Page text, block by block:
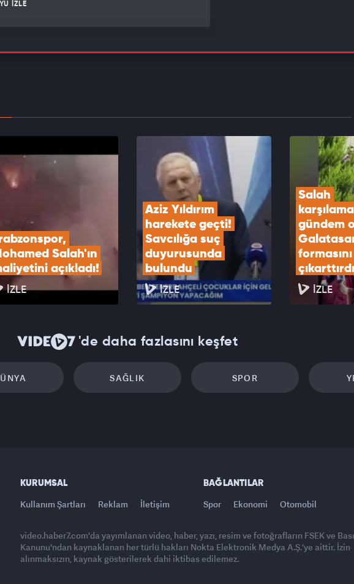
İZLE
tören teklifini redetti
Salah'ın
açıkladı!
İZLE
Aziz Yıldırım
harekete geçti!
Savcılığa suç
duyurusunda
bulundu
İZLE
Salah
gündem
formasını
İZLE
'de daha fazlasını keşfet
SAĞLIK SPOR
KURUMSAL
Kullanım Şartları Reklam İletişim
BAĞLANTILAR
Spor Ekonomi Otomobil
video.haber7.com'da yayımlanan video, haber, yazı, resim ve fotoğrafların FSEK ve
Kanunu'ndan kaynaklanan her türlü hakları Nokta Elektronik Medya A.Ş.'ye aittir. İzin
alınmaksızın, kaynak gösterilerek dahi iktibas edilemez.